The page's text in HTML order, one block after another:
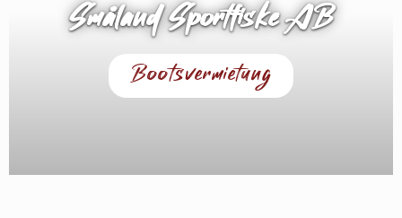
Småland Sportfiske AB
Bootsvermietung